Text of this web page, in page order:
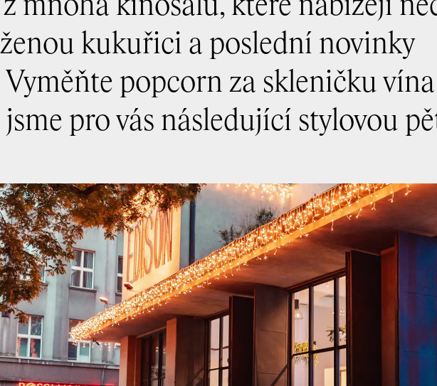
mnoha kinosálů, které nabízejí
kukuřici a poslední novinky
popcorn za skleničku
pro vás následující stylovou